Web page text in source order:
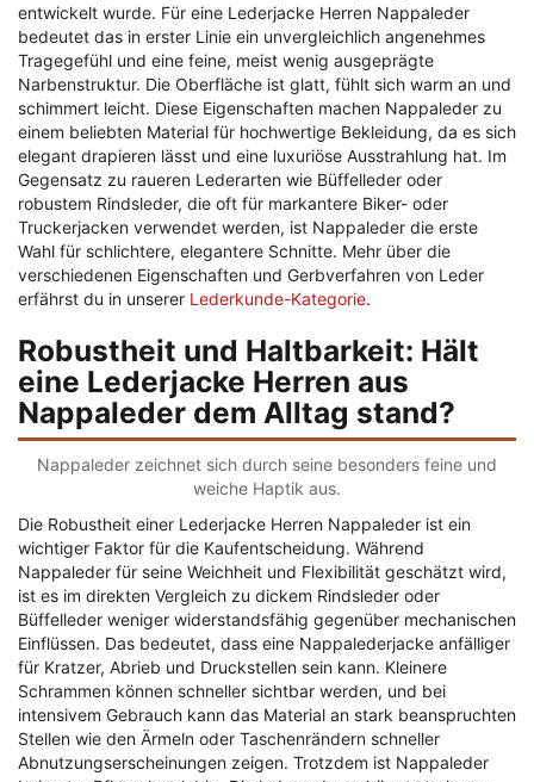
entwickelt wurde. Für eine Lederjacke Herren Nappaleder
bedeutet das in erster Linie ein unvergleichlich angenehmes
Tragegefühl und eine feine, meist wenig ausgeprägte
Narbenstruktur. Die Oberfläche ist glatt, fühlt sich warm an und
schimmert leicht. Diese Eigenschaften machen Nappaleder zu
einem beliebten Material für hochwertige Bekleidung, da es sich
elegant drapieren lässt und eine luxuriöse Ausstrahlung hat. Im
Gegensatz zu raueren Lederarten wie Büffelleder oder
robustem Rindsleder, die oft für markantere Biker- oder
Truckerjacken verwendet werden, ist Nappaleder die erste
Wahl für schlichtere, elegantere Schnitte. Mehr über die
verschiedenen Eigenschaften und Gerbverfahren von Leder
erfährst du in unserer Lederkunde-Kategorie.
Robustheit und Haltbarkeit: Hält
eine Lederjacke Herren aus
Nappaleder dem Alltag stand?
Nappaleder zeichnet sich durch seine besonders feine und
weiche Haptik aus.
Die Robustheit einer Lederjacke Herren Nappaleder ist ein
wichtiger Faktor für die Kaufentscheidung. Während
Nappaleder für seine Weichheit und Flexibilität geschätzt wird,
ist es im direkten Vergleich zu dickem Rindsleder oder
Büffelleder weniger widerstandsfähig gegenüber mechanischen
Einflüssen. Das bedeutet, dass eine Nappalederjacke anfälliger
für Kratzer, Abrieb und Druckstellen sein kann. Kleinere
Schrammen können schneller sichtbar werden, und bei
intensivem Gebrauch kann das Material an stark beanspruchten
Stellen wie den Ärmeln oder Taschenrändern schneller
Abnutzungserscheinungen zeigen. Trotzdem ist Nappaleder